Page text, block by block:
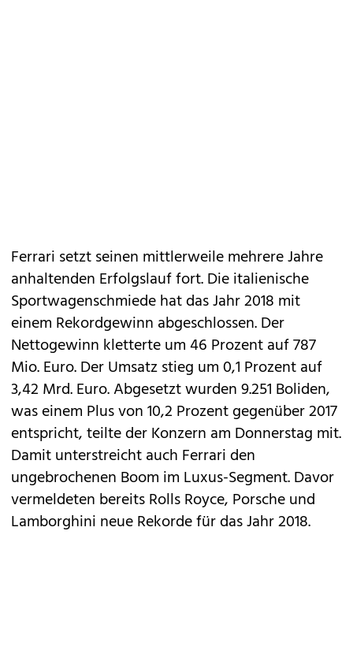
Ferrari setzt seinen mittlerweile mehrere Jahre
anhaltenden Erfolgslauffort. Die italienische
Sportwagenschmiede hat das Jahr 2018 mit
einem Rekordgewinn abgeschlossen. Der
Nettogewinn kletterte um 46 Prozent auf 787
Mio. Euro. Der Umsatz stieg um 0,1 Prozent auf
3,42 Mrd. Euro. Abgesetzt wurden 9.251 Boliden,
was einem Plus von 10,2 Prozent gegenüber 2017
entspricht, teilte der Konzern am Donnerstag mit.
Damit unterstreicht auch Ferrari den
ungebrochenen Boom im Luxus-Segment. Davor
vermeldeten bereitsRolls Royce, Porscheund
Lamborghini neueRekorde für das Jahr 2018.